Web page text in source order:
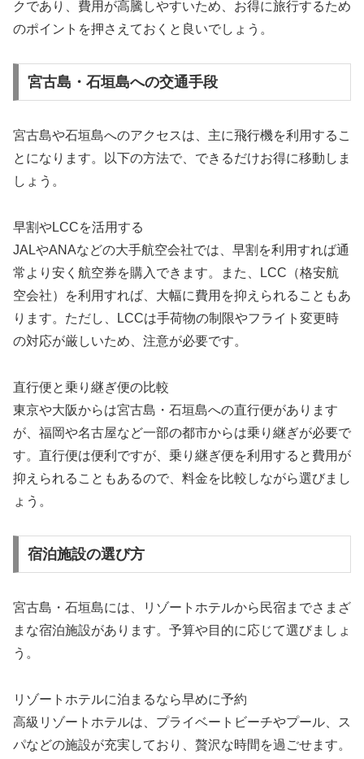
クであり、費用が高騰しやすいため、お得に旅行するため
のポイントを押さえておくと良いでしょう。
宮古島・石垣島への交通手段
宮古島や石垣島へのアクセスは、主に飛行機を利用するこ
とになります。以下の方法で、できるだけお得に移動しま
しょう。
早割やLCCを活用する
JALやANAなどの大手航空会社では、早割を利用すれば通
常より安く航空券を購入できます。また、LCC（格安航
空会社）を利用すれば、大幅に費用を抑えられることもあ
ります。ただし、LCCは手荷物の制限やフライト変更時
の対応が厳しいため、注意が必要です。
直行便と乗り継ぎ便の比較
東京や大阪からは宮古島・石垣島への直行便があります
が、福岡や名古屋など一部の都市からは乗り継ぎが必要で
す。直行便は便利ですが、乗り継ぎ便を利用すると費用が
抑えられることもあるので、料金を比較しながら選びまし
ょう。
宿泊施設の選び方
宮古島・石垣島には、リゾートホテルから民宿までさまざ
まな宿泊施設があります。予算や目的に応じて選びましょ
う。
リゾートホテルに泊まるなら早めに予約
高級リゾートホテルは、プライベートビーチやプール、ス
パなどの施設が充実しており、贅沢な時間を過ごせます。